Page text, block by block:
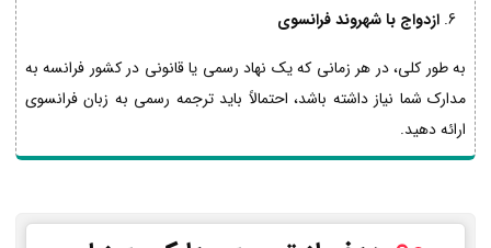
ازدواج با شهروند فرانسوی
به طور کلی، در هر زمانی که یک نهاد رسمی یا قانونی در کشور فرانسه به
مدارک شما نیاز داشته باشد، احتمالاً باید ترجمه رسمی به زبان فرانسوی
ارائه دهید.